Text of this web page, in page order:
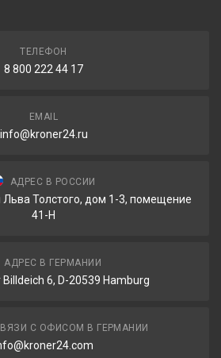
ТЕЛЕФОН
8 800 222 44 17
EMAIL
info@kroner24.ru
АДРЕС В РОССИИ
Льва Толстого, дом 1-3, помещение
41-Н
АДРЕС В ГЕРМАНИИ
6, D-20539 Hamburg
С ОФИСОМ В ГЕРМАНИИ